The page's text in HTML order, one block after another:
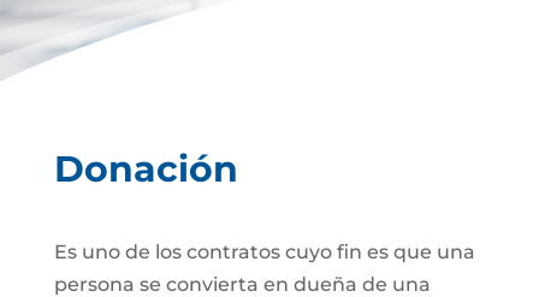
Donación
Es uno de los contratos cuyo fin es que una
persona se convierta en dueña de una